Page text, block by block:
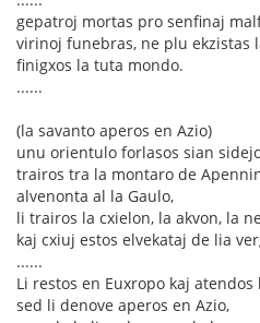
gepatroj mortas pro senfinaj
virinoj funebras, ne plu ekzistas
finigxos la tuta mondo.
......
(la savanto aperos en Azio)
unu orientulo forlasos sian
trairos tra la montaro de
alvenonta al la Gaulo,
li trairos la cxielon, la akvon, la
kaj cxiuj estos elvekataj de lia
......
Li restos en Euxropo kaj
sed li denove aperos en Azio,